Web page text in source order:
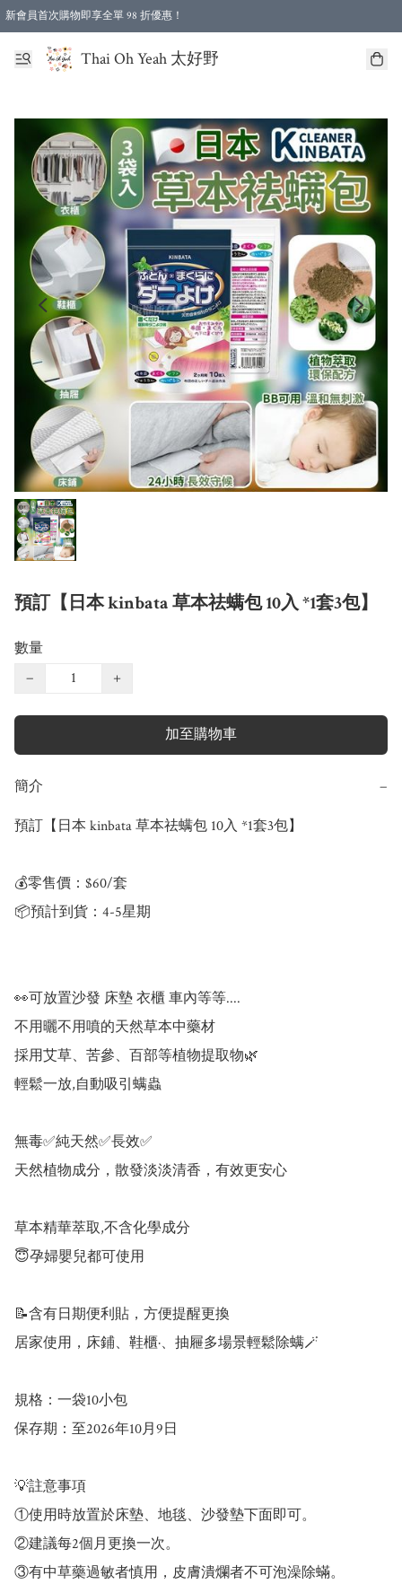
新會員首次購物即享全單 98 折優惠！
特選會員可享全單低至 96 折優惠！
Thai Oh Yeah 太好野
預訂【日本 kinbata 草本祛螨包 10入 *1套3包】
數量
−
+
加至購物車
簡介 −
預訂【日本 kinbata 草本祛螨包 10入 *1套3包】
💰零售價：$60/套
📦預計到貨：4-5星期
👀可放置沙發 床墊 衣櫃 車內等等....
不用曬不用噴的天然草本中藥材
採用艾草、苦參、百部等植物提取物🌿
輕鬆一放,自動吸引螨蟲
無毒✅純天然✅長效✅
天然植物成分，散發淡淡清香，有效更安心
草本精華萃取,不含化學成分
😇孕婦嬰兒都可使用
📝含有日期便利貼，方便提醒更換
居家使用，床鋪、鞋櫃·、抽屜多場景輕鬆除螨🪄
規格：一袋10小包
保存期：至2026年10月9日
💡註意事項
①使用時放置於床墊、地毯、沙發墊下面即可。
②建議每2個月更換一次。
③有中草藥過敏者慎用，皮膚潰爛者不可泡澡除蟎。